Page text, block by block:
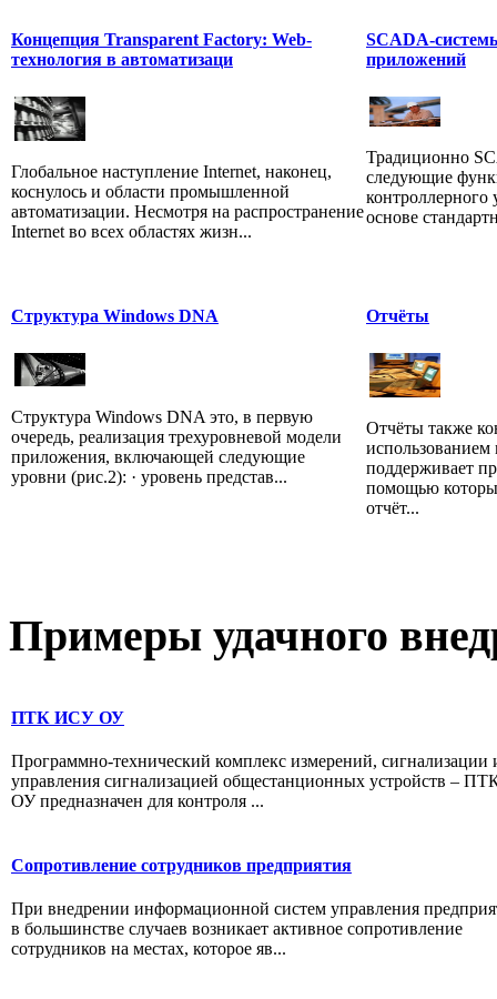
Концепция Transparent Factory: Web-
технология в автоматизаци
Глобальное наступление Internet, наконец,
коснулось и области промышленной
автоматизации. Несмотря на распространение
Internet во всех областях жизн...
SCADA-
приложений
Традиционно
следующие
контроллерного
основе
Структура Windows DNA
Cтруктура Windows DNA это, в первую
очередь, реализация трехуровневой модели
приложения, включающей следующие
уровни (рис.2): · уровень представ...
Отчёты
Отчёты также
поддерживает
помощью
отчёт...
Примеры удачного
ПТК ИСУ ОУ
Программно-технический комплекс измерений, сигнализации
управления сигнализацией общестанционных устройств –
ОУ предназначен для контроля ...
Сопротивление сотрудников предприятия
При внедрении информационной систем управления
в большинстве случаев возникает активное сопротивление
сотрудников на местах, которое яв...